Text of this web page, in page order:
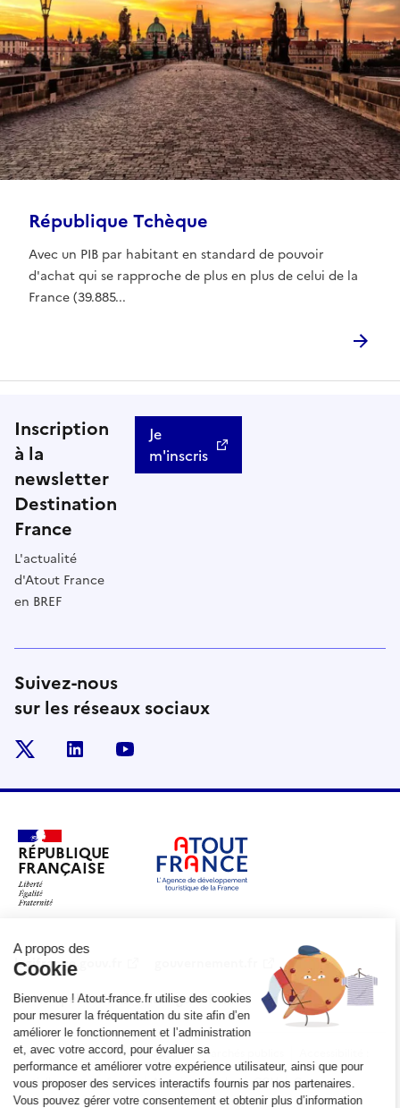
République Tchèque
Avec un PIB par habitant en standard de pouvoir
d'achat qui se rapproche de plus en plus de celui de la
France (39.885...
Inscription
à la
newsletter
Destination
France
L'actualité
d'Atout France
en BREF
Je
m'inscris
Suivez-nous
sur les réseaux sociaux
linkedin
RÉPUBLIQUE
FRANÇAISE
legifrance.gouv.fr
service-public.fr
data.gouv.fr
Plan du site Qui sommes-nous ? Marchés publics
partiellement conforme
Mentions légales CGV Contact